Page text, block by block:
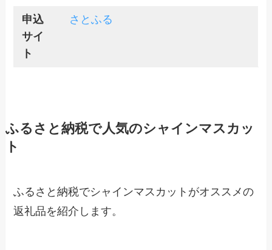
申込
サイ
ト
さとふる
ふるさと納税で人気のシャインマスカッ
ト
ふるさと納税でシャインマスカットがオススメの
返礼品を紹介します。